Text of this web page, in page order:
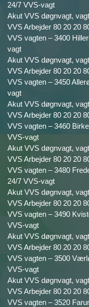
24/7 VVS-vagt
Akut VVS døgnvagt,
VVS Arbejder 80 20 20
VVS vagten – 3400
vagt
Akut VVS døgnvagt,
VVS Arbejder 80 20 20
VVS vagten – 3450
vagt
Akut VVS døgnvagt,
VVS Arbejder 80 20 20
VVS vagten – 3460
VVS-vagt
Akut VVS døgnvagt,
VVS Arbejder 80 20 20
VVS vagten – 3480
24/7 VVS-vagt
Akut VVS døgnvagt,
VVS Arbejder 80 20 20
VVS vagten – 3490
VVS-vagt
Akut VVS døgnvagt,
VVS Arbejder 80 20 20
VVS vagten – 3500
VVS-vagt
Akut VVS døgnvagt,
VVS Arbejder 80 20 20
VVS vagten – 3520